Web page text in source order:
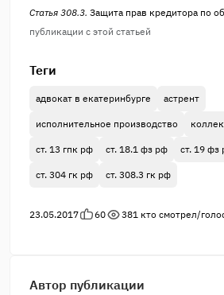
Статья 308.3. Защита прав кредитора по
публикации с этой статьей
Теги
адвокат в екатеринбурге астрент
исполнительное производство
ст. 13 гпк рф ст. 18.1 фз рф ст. 19 фз
ст. 304 гк рф ст. 308.3 гк рф
23.05.2017 60 381 кто смотрел/
Автор публикации